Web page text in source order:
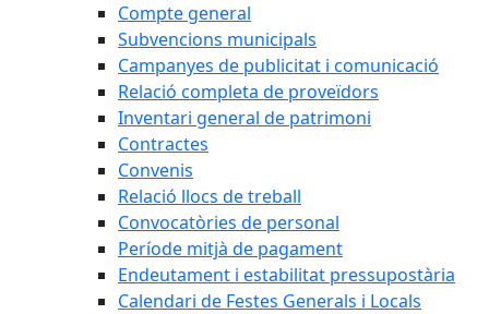
Compte general
Subvencions municipals
Campanyes de publicitat i comunicació
Relació completa de proveïdors
Inventari general de patrimoni
Contractes
Convenis
Relació llocs de treball
Convocatòries de personal
Període mitjà de pagament
Endeutament i estabilitat pressupostària
Calendari de Festes Generals i Locals